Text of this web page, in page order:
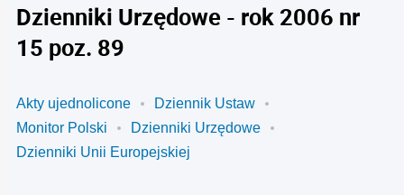
Dzienniki Urzędowe - rok 2006 nr
15 poz. 89
Akty ujednolicone
Dziennik Ustaw
Monitor Polski
Dzienniki Urzędowe
Dzienniki Unii Europejskiej